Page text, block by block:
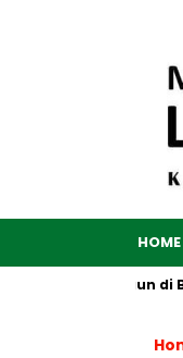
HOME
Putih Dibangun di